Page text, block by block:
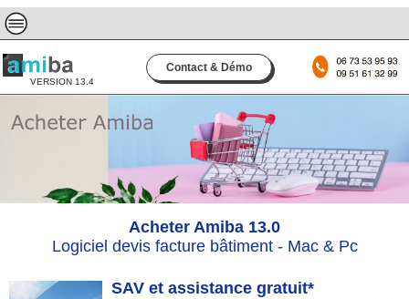
VERSION 13.4
Contact & Démo
Acheter Amiba 13.0
Logiciel devis facture bâtiment - Mac & Pc
SAV et assistance gratuit*